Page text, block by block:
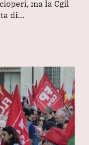
ma la Cgil
di…